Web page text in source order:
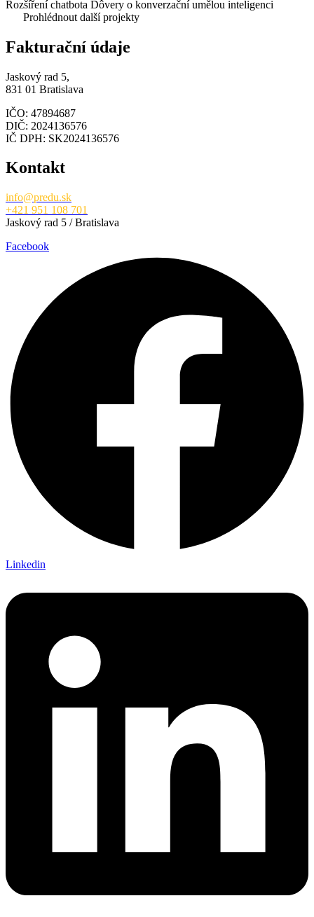
Rozšíření chatbota Dôvery o konverzační umělou inteligenci
Prohlédnout další projekty
Fakturační údaje
Jaskový rad 5,
831 01 Bratislava
IČO: 47894687
DIČ: 2024136576
IČ DPH: SK2024136576
Kontakt
info@predu.sk
+421 951 108 701
Jaskový rad 5 / Bratislava
Facebook
Linkedin